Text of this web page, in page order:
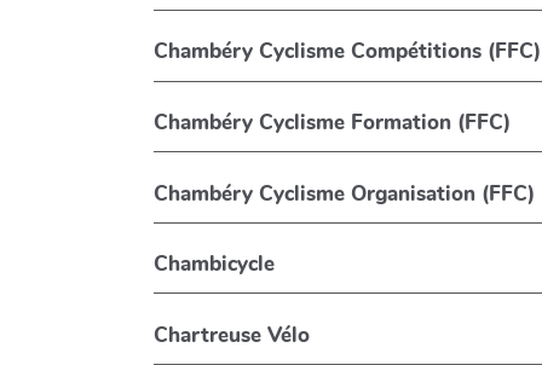
Chambéry Cyclisme Compétitions (FFC)
Chambéry Cyclisme Formation (FFC)
Chambéry Cyclisme Organisation (FFC)
Chambicycle
Chartreuse Vélo